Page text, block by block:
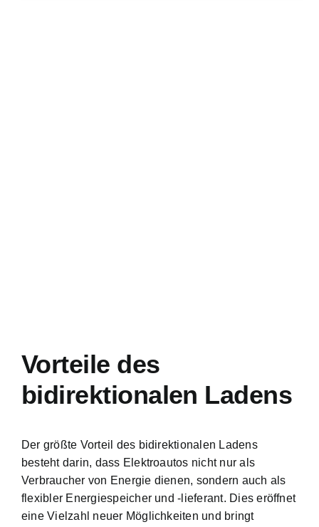
Vorteile des
bidirektionalen Ladens
Der größte Vorteil des bidirektionalen Ladens
besteht darin, dass Elektroautos nicht nur als
Verbraucher von Energie dienen, sondern auch als
flexibler Energiespeicher und -lieferant. Dies eröffnet
eine Vielzahl neuer Möglichkeiten und bringt